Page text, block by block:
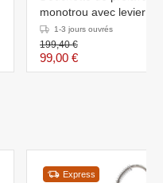
monotrou avec levier -
1200 mm
1-3 jours ouvrés
199,40 €
99,00 €
Express